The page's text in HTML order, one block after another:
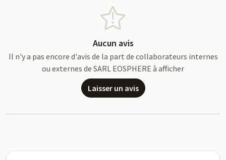
Aucun avis
Il n'y a pas encore d'avis de la part de collaborateurs internes
ou externes de SARL EOSPHERE à afficher
Laisser un avis